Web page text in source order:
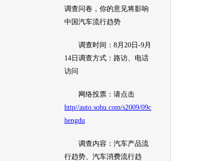
调查问卷，你的意见将影响
中国 汽车流行趋势
调查时间：8月20日-9月
14日调查方式：路访、电话
访问
网络投票：请点击
http//auto.sohu.com/s2009/09c
hengdu
调查内容： 汽车产品流
行趋势、 汽车消费流行趋